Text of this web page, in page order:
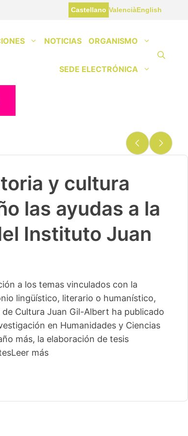
Castellano ValenciàEnglish
NOTICIAS ORGANISMO
SEDE ELECTRÓNICA
y cultura
las ayudas a la
Instituto Juan
a los temas vinculados con la
lingüístico, literario o humanístico,
Cultura Juan Gil-Albert ha publicado
en Humanidades y Ciencias
más, la elaboración de tesis
Leer más